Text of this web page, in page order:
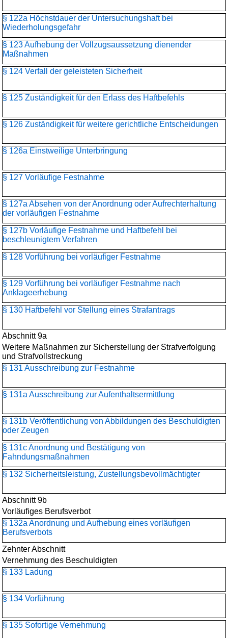
§ 122a Höchstdauer der Untersuchungshaft bei
Wiederholungsgefahr
§ 123 Aufhebung der Vollzugsaussetzung dienender
Maßnahmen
§ 124 Verfall der geleisteten Sicherheit
§ 125 Zuständigkeit für den Erlass des Haftbefehls
§ 126 Zuständigkeit für weitere gerichtliche Entscheidungen
§ 126a Einstweilige Unterbringung
§ 127 Vorläufige Festnahme
§ 127a Absehen von der Anordnung oder Aufrechterhaltung
der vorläufigen Festnahme
§ 127b Vorläufige Festnahme und Haftbefehl bei
beschleunigtem Verfahren
§ 128 Vorführung bei vorläufiger Festnahme
§ 129 Vorführung bei vorläufiger Festnahme nach
Anklageerhebung
§ 130 Haftbefehl vor Stellung eines Strafantrags
Abschnitt 9a
Weitere Maßnahmen zur Sicherstellung der Strafverfolgung
und Strafvollstreckung
§ 131 Ausschreibung zur Festnahme
§ 131a Ausschreibung zur Aufenthaltsermittlung
§ 131b Veröffentlichung von Abbildungen des Beschuldigten
oder Zeugen
§ 131c Anordnung und Bestätigung von
Fahndungsmaßnahmen
§ 132 Sicherheitsleistung, Zustellungsbevollmächtigter
Abschnitt 9b
Vorläufiges Berufsverbot
§ 132a Anordnung und Aufhebung eines vorläufigen
Berufsverbots
Zehnter Abschnitt
Vernehmung des Beschuldigten
§ 133 Ladung
§ 134 Vorführung
§ 135 Sofortige Vernehmung